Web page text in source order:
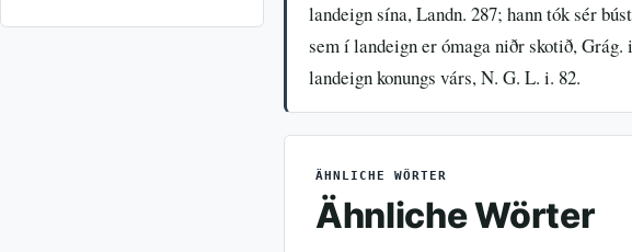
landeign sína, Landn. 287; hann tók sér
sem í landeign er ómaga niðr skotið,
landeign konungs várs, N. G. L. i. 82.
ÄHNLICHE WÖRTER
Ähnliche Wörter